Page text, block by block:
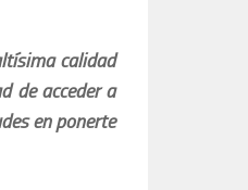
calidad
de acceder a
en ponerte